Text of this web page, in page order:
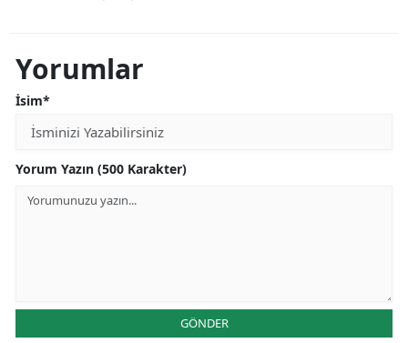
Gümüşhane
Yorumlar
İsim*
Yorum Yazın (500 Karakter)
GÖNDER